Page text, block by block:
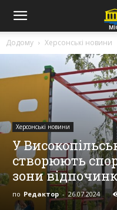
Додому Херсонські новини
Херсонські новини
У
створюють
зони
по Редактор - 26.07.2024